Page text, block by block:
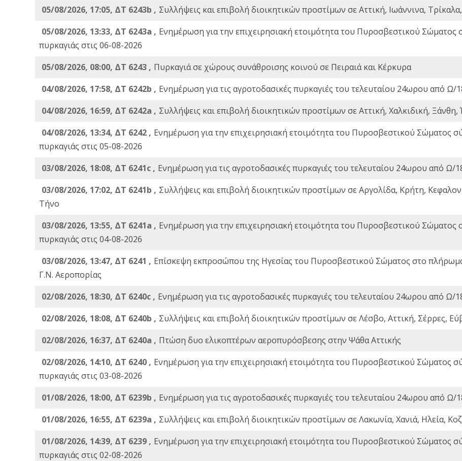
05/08/2026, 17:05, ΔΤ 6243b , Συλλήψεις και επιβολή διοικητικών προστίμων σε Αττική, Ιωάννινα,
05/08/2026, 13:33, ΔΤ 6243a , Ενημέρωση για την επιχειρησιακή ετοιμότητα του Πυροσβεστικού
πυρκαγιάς στις 06-08-2026
05/08/2026, 08:00, ΔΤ 6243 , Πυρκαγιά σε χώρους συνάθροισης κοινού σε Πειραιά και Κέρκυρα
04/08/2026, 17:58, ΔΤ 6242b , Ενημέρωση για τις αγροτοδασικές πυρκαγιές του τελευταίου 24ωρου από
04/08/2026, 16:59, ΔΤ 6242a , Συλλήψεις και επιβολή διοικητικών προστίμων σε Αττική, Χαλκιδική, Ξάνθη,
04/08/2026, 13:34, ΔΤ 6242 , Ενημέρωση για την επιχειρησιακή ετοιμότητα του Πυροσβεστικού Σώματος
πυρκαγιάς στις 05-08-2026
03/08/2026, 18:08, ΔΤ 6241c , Ενημέρωση για τις αγροτοδασικές πυρκαγιές του τελευταίου 24ωρου από
03/08/2026, 17:02, ΔΤ 6241b , Συλλήψεις και επιβολή διοικητικών προστίμων σε Αργολίδα, Κρήτη,
Τήνο
03/08/2026, 13:55, ΔΤ 6241a , Ενημέρωση για την επιχειρησιακή ετοιμότητα του Πυροσβεστικού
πυρκαγιάς στις 04-08-2026
03/08/2026, 13:47, ΔΤ 6241 , Επίσκεψη εκπροσώπου της Ηγεσίας του Πυροσβεστικού Σώματος στο
Γ.Ν. Αεροπορίας
02/08/2026, 18:30, ΔΤ 6240c , Ενημέρωση για τις αγροτοδασικές πυρκαγιές του τελευταίου 24ωρου από
02/08/2026, 18:08, ΔΤ 6240b , Συλλήψεις και επιβολή διοικητικών προστίμων σε Λέσβο, Αττική, Σέρρες,
02/08/2026, 16:37, ΔΤ 6240a , Πτώση δυο ελικοπτέρων αεροπυρόσβεσης στην Ψάθα Αττικής
02/08/2026, 14:10, ΔΤ 6240 , Ενημέρωση για την επιχειρησιακή ετοιμότητα του Πυροσβεστικού Σώματος
πυρκαγιάς στις 03-08-2026
01/08/2026, 18:00, ΔΤ 6239b , Ενημέρωση για τις αγροτοδασικές πυρκαγιές του τελευταίου 24ωρου από
01/08/2026, 16:55, ΔΤ 6239a , Συλλήψεις και επιβολή διοικητικών προστίμων σε Λακωνία, Χανιά, Ηλεία,
01/08/2026, 14:39, ΔΤ 6239 , Ενημέρωση για την επιχειρησιακή ετοιμότητα του Πυροσβεστικού Σώματος
πυρκαγιάς στις 02-08-2026